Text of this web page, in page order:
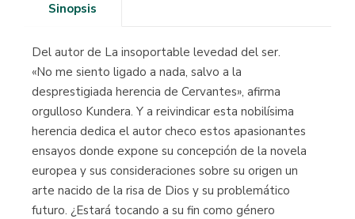
Sinopsis
Del autor de La insoportable levedad del ser.
«No me siento ligado a nada, salvo a la
desprestigiada herencia de Cervantes», afirma
orgulloso Kundera. Y a reivindicar esta nobilísima
herencia dedica el autor checo estos apasionantes
ensayos donde expone su concepción de la novela
europea y sus consideraciones sobre su origen un
arte nacido de la risa de Dios y su problemático
futuro. ¿Estará tocando a su fin como género